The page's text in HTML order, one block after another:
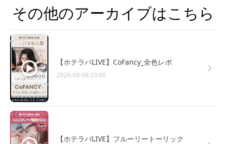
その他のアーカイブはこちら
【ホテラバLIVE】CoFancy_全色レポ
2026-08-06 03:00
【ホテラバLIVE】フルーリートーリック